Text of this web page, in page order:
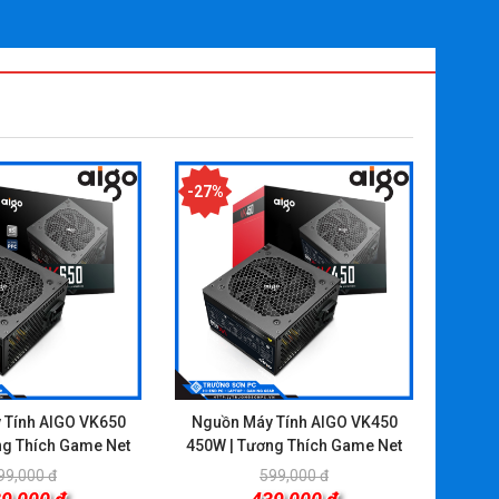
AIGO VK650
Thích Game Net
đ
-27%
Nguồn Máy Tính AIGO VK450
450W | Tương Thích Game Net
599,000 đ